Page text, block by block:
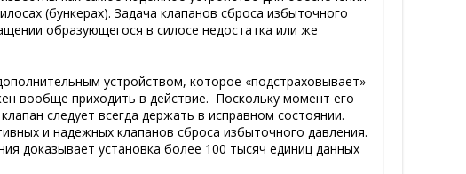
(бункерах). Задача клапанов сброса избыточного
образующегося в силосе недостатка или же
устройством, которое «подстраховывает»
вообще приходить в действие. Поскольку момент его
следует всегда держать в исправном состоянии.
и надежных клапанов сброса избыточного давления.
доказывает установка более 100 тысяч единиц данных